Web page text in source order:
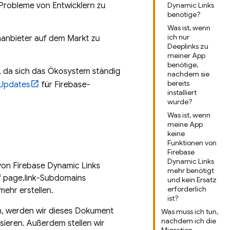
Dynamic Links
benötige?
Was ist, wenn
ich nur
Deeplinks zu
meiner App
benötige,
nachdem sie
bereits
installiert
wurde?
Was ist, wenn
meine App
keine
Funktionen von
Firebase
Dynamic Links
mehr benötigt
und kein Ersatz
erforderlich
ist?
Was muss ich tun,
nachdem ich die
von Entwicklern zu
auf dem Markt zu
sich das Ökosystem ständig
für Firebase-
Firebase Dynamic Links
Subdomains
erstellen.
werden wir dieses Dokument
Außerdem stellen wir